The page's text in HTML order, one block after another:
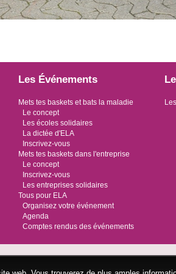
Les Événements
Mets tes baskets et bats la maladie
Le concept
Les écoles solidaires
La dictée d'ELA
Inscrivez-vous
Mets tes baskets dans l'entreprise
Le concept
Inscrivez-vous
Les entreprises solidaires
Tous pour ELA
Organisez votre événement
Agenda
Comptes rendus des événements